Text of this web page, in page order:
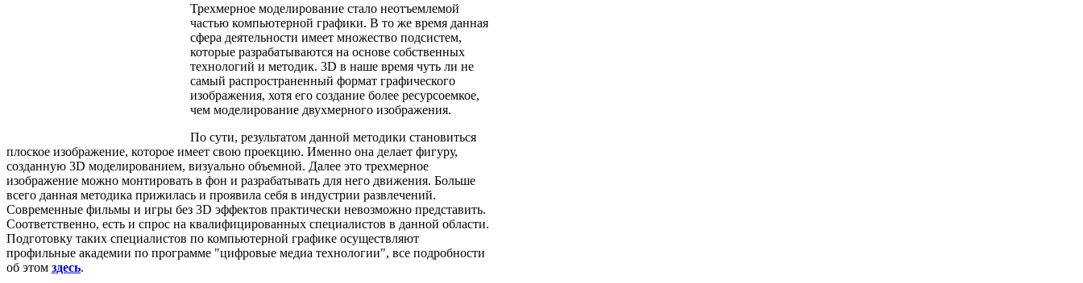
Трехмерное моделирование стало неотъемлемой
частью компьютерной графики. В то же время данная
сфера деятельности имеет множество подсистем,
которые разрабатываются на основе собственных
технологий и методик. 3D в наше время чуть ли не
самый распространенный формат графического
изображения, хотя его создание более ресурсоемкое,
чем моделирование двухмерного изображения.
По сути, результатом данной методики становиться
плоское изображение, которое имеет свою проекцию. Именно она делает фигуру,
созданную 3D моделированием, визуально объемной. Далее это трехмерное
изображение можно монтировать в фон и разрабатывать для него движения. Больше
всего данная методика прижилась и проявила себя в индустрии развлечений.
Современные фильмы и игры без 3D эффектов практически невозможно представить.
Соответственно, есть и спрос на квалифицированных специалистов в данной области.
Подготовку таких специалистов по компьютерной графике осуществляют
профильные академии по программе "цифровые медиа технологии", все подробности
об этом здесь.